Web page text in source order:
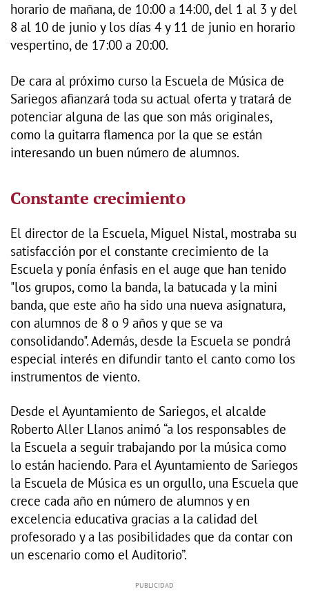
horario de mañana, de 10:00 a 14:00, del 1 al 3 y del
8 al 10 de junio y los días 4 y 11 de junio en horario
vespertino, de 17:00 a 20:00.
De cara al próximo curso la Escuela de Música de
Sariegos afianzará toda su actual oferta y tratará de
potenciar alguna de las que son más originales,
como la guitarra flamenca por la que se están
interesando un buen número de alumnos.
Constante crecimiento
El director de la Escuela, Miguel Nistal, mostraba su
satisfacción por el constante crecimiento de la
Escuela y ponía énfasis en el auge que han tenido
"los grupos, como la banda, la batucada y la mini
banda, que este año ha sido una nueva asignatura,
con alumnos de 8 o 9 años y que se va
consolidando". Además, desde la Escuela se pondrá
especial interés en difundir tanto el canto como los
instrumentos de viento.
Desde el Ayuntamiento de Sariegos, el alcalde
Roberto Aller Llanos animó “a los responsables de
la Escuela a seguir trabajando por la música como
lo están haciendo. Para el Ayuntamiento de Sariegos
la Escuela de Música es un orgullo, una Escuela que
crece cada año en número de alumnos y en
excelencia educativa gracias a la calidad del
profesorado y a las posibilidades que da contar con
un escenario como el Auditorio”.